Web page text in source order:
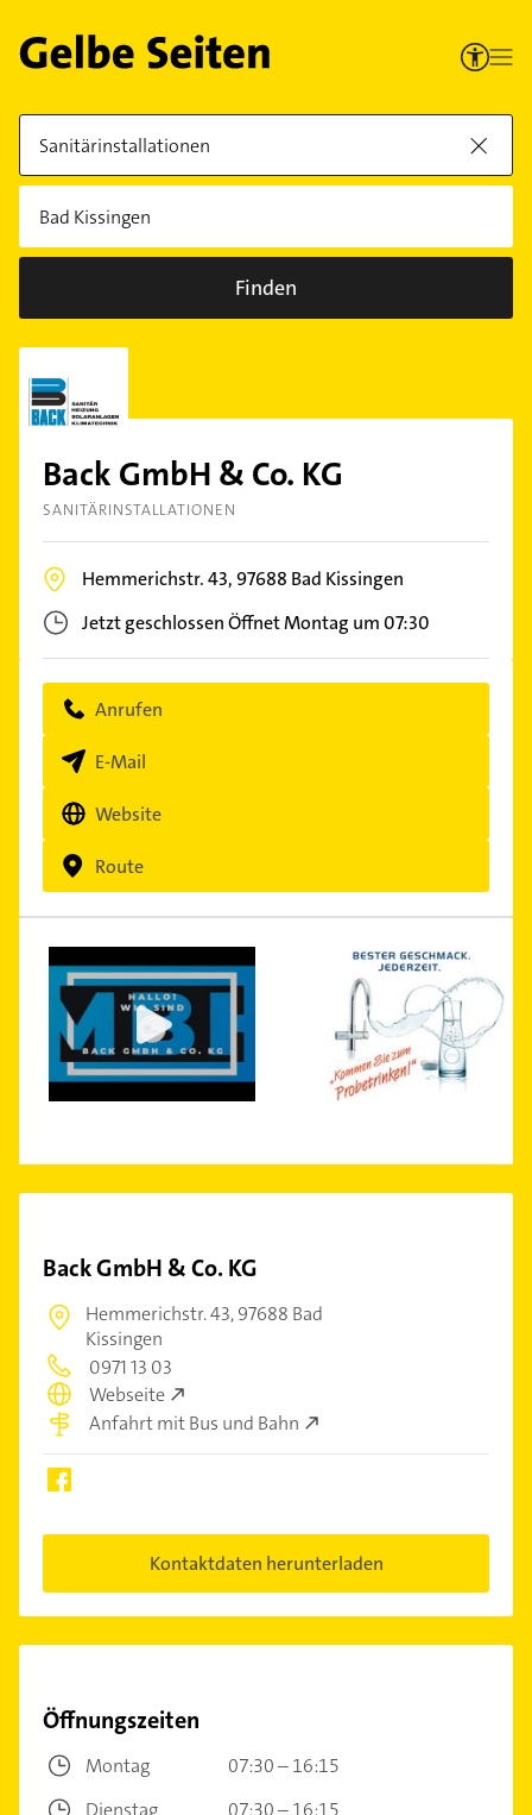
Finden
Back GmbH & Co. KG
SANITÄRINSTALLATIONEN
Hemmerichstr. 43,97688 Bad Kissingen
Jetzt geschlossenÖffnet Montag um 07:30
Anrufen
E-Mail
Website
Route
Back GmbH & Co. KG
Hemmerichstr. 43,97688 Bad
Kissingen
0971 13 03
Webseite
Anfahrt mit Bus und Bahn
Kontaktdaten herunterladen
Öffnungszeiten
Montag
07:30 – 16:15
Dienstag
07:30 – 16:15